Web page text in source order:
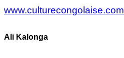
www.culturecongolaise.com
Ali Kalonga